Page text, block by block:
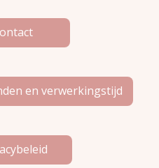
en verwerkingstijd